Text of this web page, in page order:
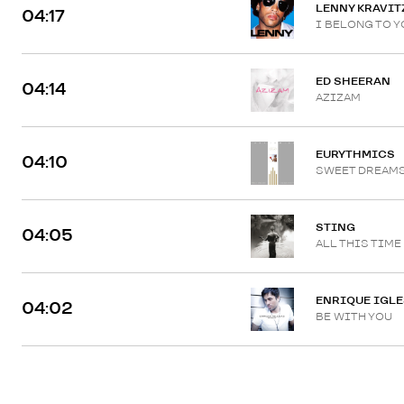
04:17
LENNY
I BELONG TO
04:14
ED SHEERAN
AZIZAM
04:10
EURYTHMICS
SWEET
04:05
STING
ALL THIS TIME
04:02
ENRIQUE
BE WITH YOU